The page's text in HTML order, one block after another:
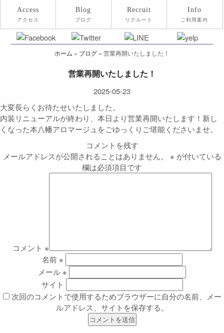
Access
アクセス
Blog
ブログ
Recruit
リクルート
Info
ご利用案内
ホーム » ブログ » 営業再開いたしました！
営業再開いたしました！
2025-05-23
大変長らくお待たせいたしました。
内装リニューアルが終わり、本日より営業再開いたします！新し
くなった本八幡アロマージュをごゆっくりご堪能くださいませ。
コメントを残す
メールアドレスが公開されることはありません。
※ が付いている
欄は必須項目です
コメント ※
名前※
メール※
サイト
次回のコメントで使用するためブラウザーに自分の名前、メー
ルアドレス、サイトを保存する。